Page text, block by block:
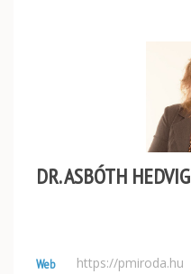
DR. ASBÓTH HEDVIG
Web https://pmiroda.hu